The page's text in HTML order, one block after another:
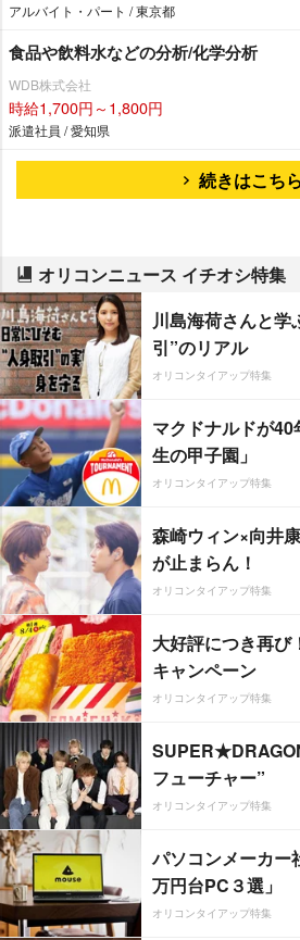
アルバイト・パート / 東京都
食品や飲料水などの分析/化学分析
WDB株式会社
時給1,700円～1,800円
派遣社員 / 愛知県
続きはこちら
オリコンニュース イチオシ特集
川島海荷さんと学
引”のリアル
オリコンタイアップ特集
マクドナルドが
生の甲子園」
オリコンタイアップ特集
森崎ウィン×向井
が止まらん！
オリコンタイアップ特集
大好評につき再び
キャンペーン
オリコンタイアップ特集
フューチャー”
オリコンタイアップ特集
パソコンメーカー
万円台PC３選」
オリコンタイアップ特集